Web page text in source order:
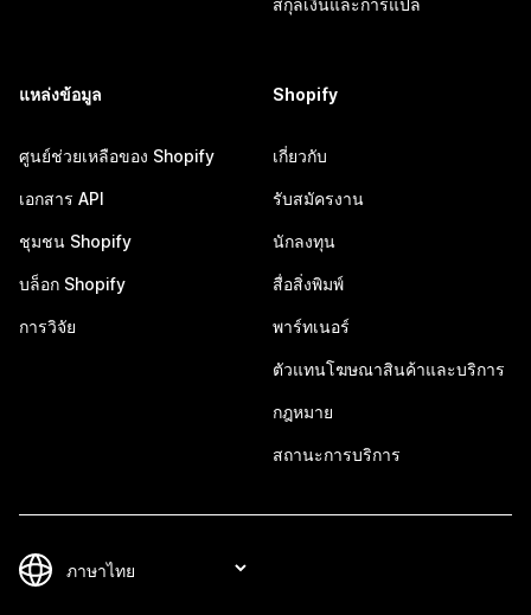
สกุลเงินและการแปล
แหล่งข้อมูล
ศูนย์ช่วยเหลือของ Shopify
เอกสาร API
ชุมชน Shopify
บล็อก Shopify
การวิจัย
Shopify
เกี่ยวกับ
รับสมัครงาน
นักลงทุน
สื่อสิ่งพิมพ์
พาร์ทเนอร์
ตัวแทนโฆษณาสินค้าและบริการ
กฎหมาย
สถานะการบริการ